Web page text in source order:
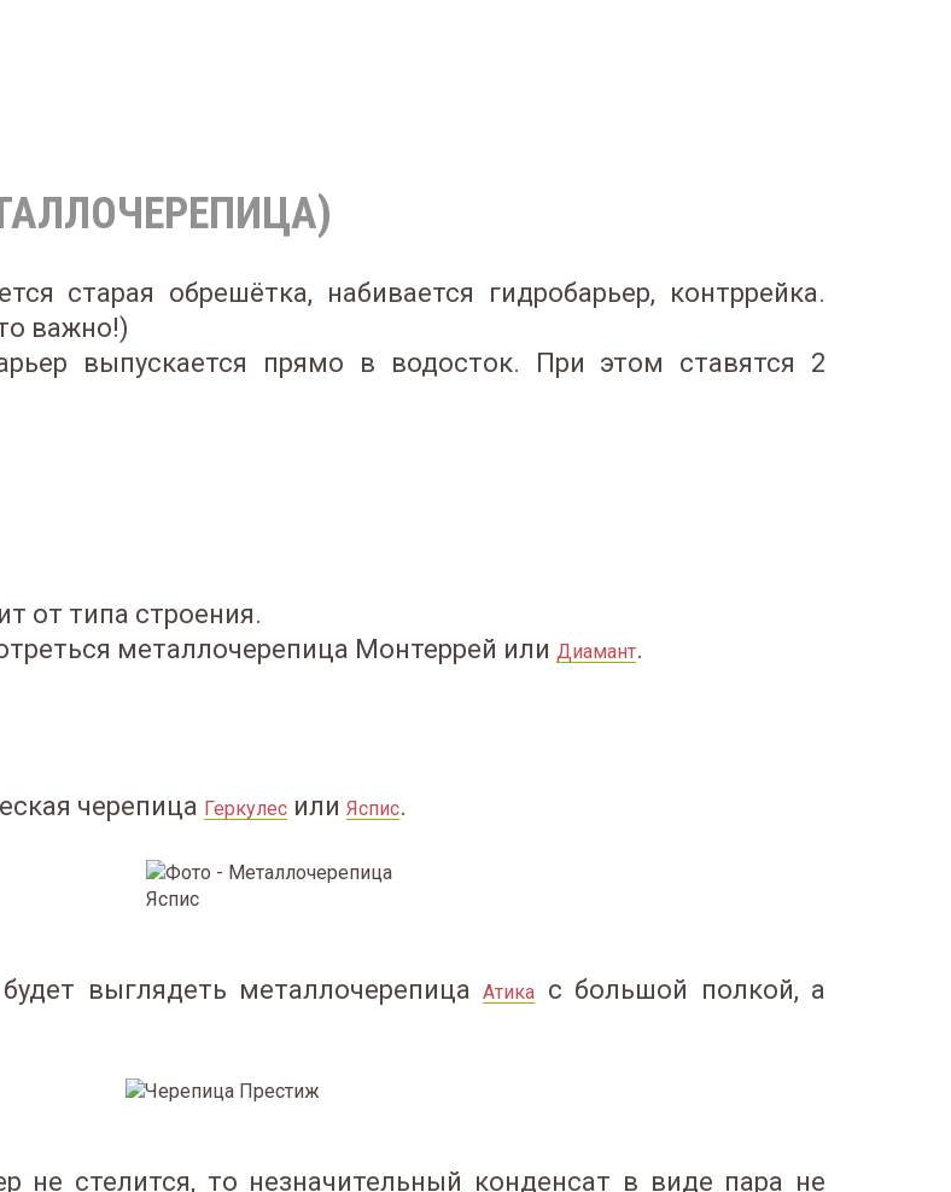
старая обрешётка, набивается гидробарьер, контррейка.
важно!)
выпускается прямо в водосток. При этом ставятся 2
от типа строения.
металлочерепица Монтеррей или Диамант.
черепица Геркулес или Яспис.
выглядеть металлочерепицаАтика
с большой полкой, а
не стелится, то незначительный конденсат в виде пара не